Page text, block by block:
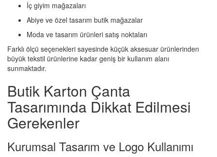
İç giyim mağazaları
Abiye ve özel tasarım butik mağazalar
Moda ve tasarım ürünleri satış noktaları
Farklı ölçü seçenekleri sayesinde küçük aksesuar ürünlerinden
büyük tekstil ürünlerine kadar geniş bir kullanım alanı
sunmaktadır.
Butik Karton Çanta
Tasarımında Dikkat Edilmesi
Gerekenler
Kurumsal Tasarım ve Logo Kullanımı